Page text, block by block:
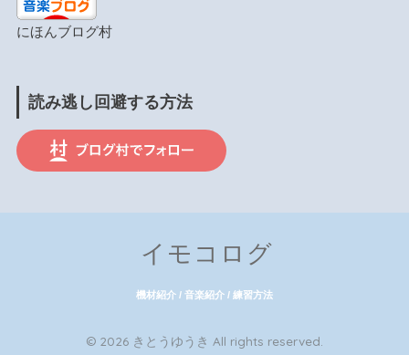
にほんブログ村
読み逃し回避する方法
イモコログ
機材紹介 / 音楽紹介 / 練習方法
© 2026 きとうゆうき All rights reserved.